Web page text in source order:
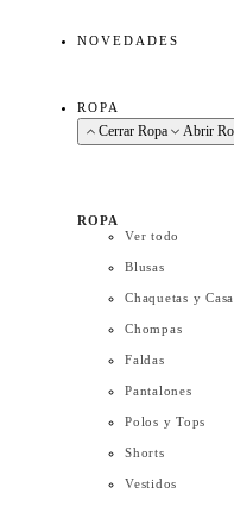
NOVEDADES
ROPA
Cerrar Ropa Abrir
ROPA
Ver todo
Blusas
Chaquetas y
Chompas
Faldas
Pantalones
Polos y Tops
Shorts
Vestidos